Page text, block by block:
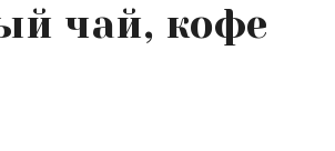
чай, кофе